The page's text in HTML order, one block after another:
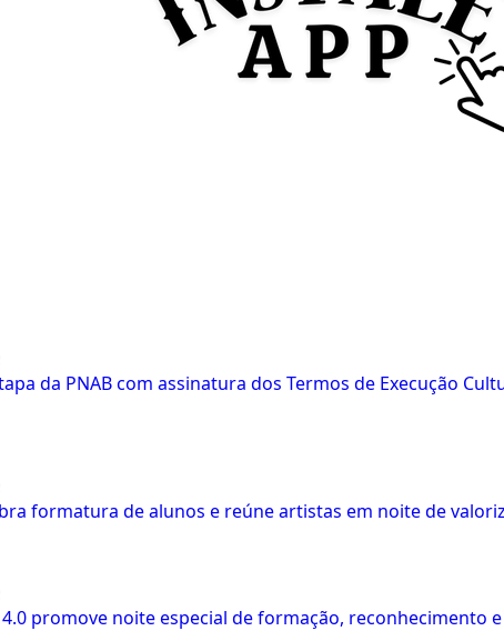
da PNAB com assinatura dos Termos de Execução
formatura de alunos e reúne artistas em noite de
promove noite especial de formação, reconhecimento